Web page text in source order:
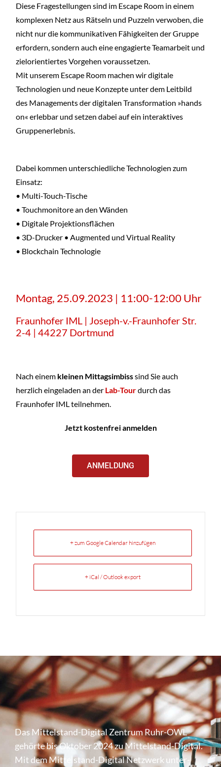
Diese Fragestellungen sind im Escape Room in einem
komplexen Netz aus Rätseln und Puzzeln verwoben, die
nicht nur die kommunikativen Fähigkeiten der Gruppe
erfordern, sondern auch eine engagierte Teamarbeit und
zielorientiertes Vorgehen voraussetzen.
Mit unserem Escape Room machen wir digitale
Technologien und neue Konzepte unter dem Leitbild
des Managements der digitalen Transformation »hands
on« erlebbar und setzen dabei auf ein interaktives
Gruppenerlebnis.
Dabei kommen unterschiedliche Technologien zum
Einsatz:
• Multi-Touch-Tische
• Touchmonitore an den Wänden
• Digitale Projektionsflächen
• 3D-Drucker • Augmented und Virtual Reality
• Blockchain Technologie
Montag, 25.09.2023 | 11:00-12:00 Uhr
Fraunhofer IML | Joseph-v.-Fraunhofer Str.
2-4 | 44227 Dortmund
Nach einem kleinen Mittagsimbisssind Sie auch
herzlich eingeladen an der Lab-Tourdurch das
Fraunhofer IML teilnehmen.
Jetzt kostenfrei anmelden
ANMELDUNG
+ zum Google Calendar hinzufügen
+ iCal / Outlook export
Das Mittel­stand-Digital Zentrum Ruhr-OWL
gehörte bis Oktober 2024 zu Mittel­stand-Digital.
Mit dem Mittel­stand-Digital Netzwerk unter­